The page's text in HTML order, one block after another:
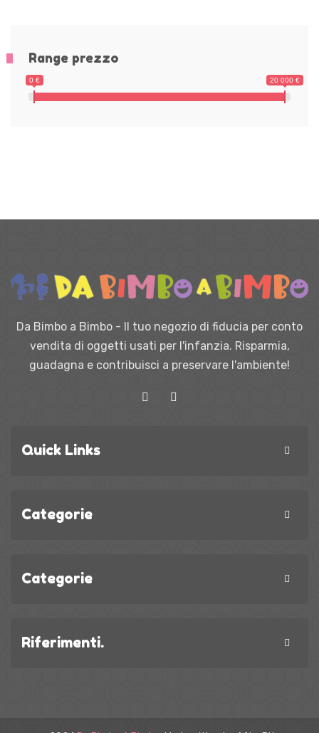
Range prezzo
0 € 20 000 €
Da Bimbo a Bimbo - Il tuo negozio di fiducia per conto
vendita di oggetti usati per l'infanzia. Risparmia,
guadagna e contribuisci a preservare l'ambiente!
Quick Links
Categorie
Categorie
Riferimenti.